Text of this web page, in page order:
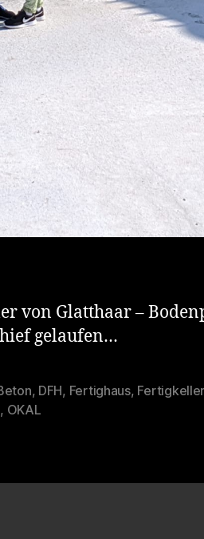
von Glatthaar –
gelaufen…
, DFH, Fertighaus, Fertigkeller
, OKAL